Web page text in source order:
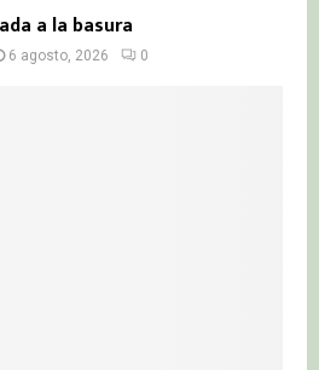
a la basura
6 agosto, 2026 0